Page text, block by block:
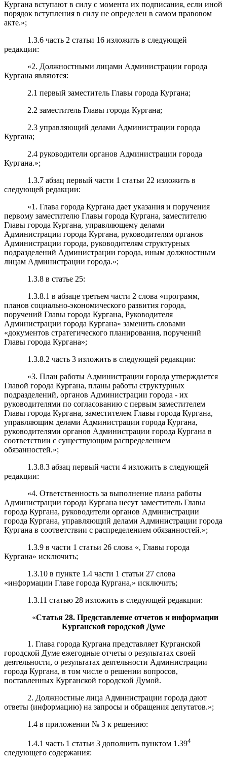
Кургана вступают в силу с момента их подписания, если иной
порядок вступления в силу не определен в самом правовом
акте.»;
1.3.6 часть 2 статьи 16 изложить в следующей
редакции:
«2. Должностными лицами Администрации города
Кургана являются:
2.1 первый заместитель Главы города Кургана;
2.2 заместитель Главы города Кургана;
2.3 управляющий делами Администрации города
Кургана;
2.4 руководители органов Администрации города
Кургана.»;
1.3.7 абзац первый части 1 статьи 22 изложить в
следующей редакции:
«1. Глава города Кургана дает указания и поручения
первому заместителю Главы города Кургана, заместителю
Главы города Кургана, управляющему делами
Администрации города Кургана, руководителям органов
Администрации города, руководителям структурных
подразделений Администрации города, иным должностным
лицам Администрации города.»;
1.3.8 в статье 25:
1.3.8.1 в абзаце третьем части 2 слова «программ,
планов социально-экономического развития города,
поручений Главы города Кургана, Руководителя
Администрации города Кургана» заменить словами
«документов стратегического планирования, поручений
Главы города Кургана»;
1.3.8.2 часть 3 изложить в следующей редакции:
«3. План работы Администрации города утверждается
Главой города Кургана, планы работы структурных
подразделений, органов Администрации города - их
руководителями по согласованию с первым заместителем
Главы города Кургана, заместителем Главы города Кургана,
управляющим делами Администрации города Кургана,
руководителями органов Администрации города Кургана в
соответствии с существующим распределением
обязанностей.»;
1.3.8.3 абзац первый части 4 изложить в следующей
редакции:
«4. Ответственность за выполнение плана работы
Администрации города Кургана несут заместитель Главы
города Кургана, руководители органов Администрации
города Кургана, управляющий делами Администрации города
Кургана в соответствии с распределением обязанностей.»;
1.3.9 в части 1 статьи 26 слова «, Главы города
Кургана» исключить;
1.3.10 в пункте 1.4 части 1 статьи 27 слова
«информации Главе города Кургана,» исключить;
1.3.11 статью 28 изложить в следующей редакции:
«Статья 28. Представление отчетов и информации
Курганской городской Думе
1. Глава города Кургана представляет Курганской
городской Думе ежегодные отчеты о результатах своей
деятельности, о результатах деятельности Администрации
города Кургана, в том числе о решении вопросов,
поставленных Курганской городской Думой.
2. Должностные лица Администрации города дают
ответы (информацию) на запросы и обращения депутатов.»;
1.4 в приложении № 3 к решению:
1.4.1 часть 1 статьи 3 дополнить пунктом 1.394
следующего содержания: